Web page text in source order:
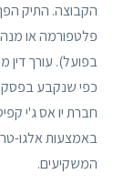
הקבוצה. התיק
פלטפורמה או
בפועל). עורך דין
כפי שנקבע בפסק
באמצעות אלגו-
המשקיעים.